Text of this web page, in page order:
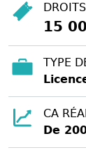
15
TYPE
CA
De